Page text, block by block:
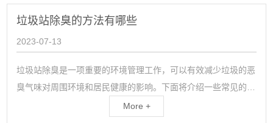
等高温工艺中的粉尘治理中具有重要意义。降...
垃圾站除臭的方法有哪些
2023-07-13
垃圾站除臭是一项重要的环境管理工作，可以有效减少垃圾的恶
臭气味对周围环境和居民健康的影响。下面将介绍一些常见的垃
圾站除臭的方法。1. 垃圾分类管理：将垃圾按照不同的类别进
More +